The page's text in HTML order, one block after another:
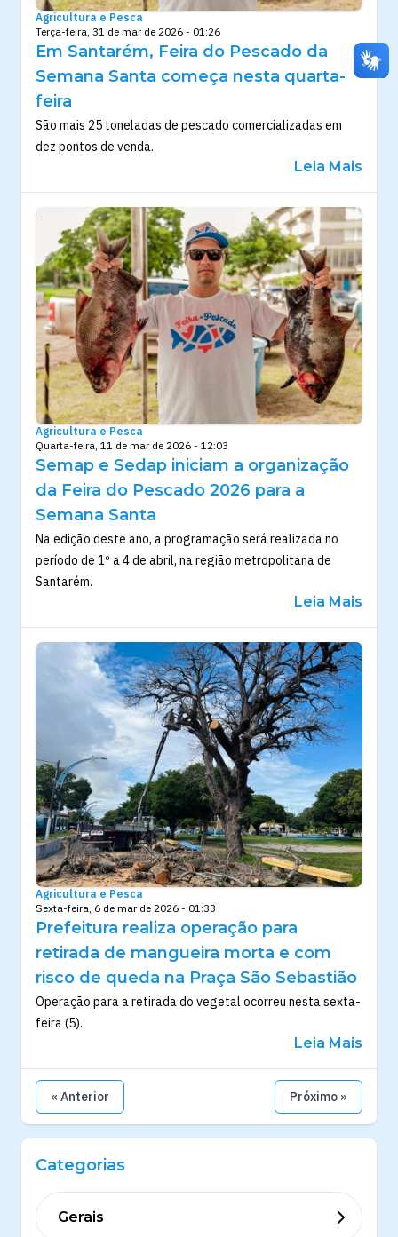
Agricultura e Pesca
Terça-feira, 31 de mar de 2026 - 01:26
Em Santarém, Feira do Pescado da
Semana Santa começa nesta quarta-
feira
São mais 25 toneladas de pescado comercializadas em
dez pontos de venda.
Leia Mais
Agricultura e Pesca
Quarta-feira, 11 de mar de 2026 - 12:03
Semap e Sedap iniciam a organização
da Feira do Pescado 2026 para a
Semana Santa
Na edição deste ano, a programação será realizada no
período de 1º a 4 de abril, na região metropolitana de
Santarém.
Leia Mais
Agricultura e Pesca
Sexta-feira, 6 de mar de 2026 - 01:33
Prefeitura realiza operação para
retirada de mangueira morta e com
risco de queda na Praça São Sebastião
Operação para a retirada do vegetal ocorreu nesta sexta-
feira (5).
Leia Mais
« Anterior Próximo »
Categorias
Gerais